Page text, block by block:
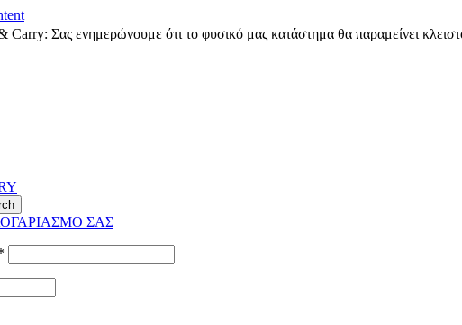
Σας ενημερώνουμε ότι το φυσικό μας κατάστημα θα παραμείνει
ΣΑΣ